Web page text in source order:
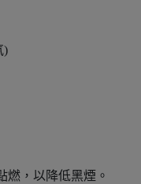
)
，以降低黑煙。